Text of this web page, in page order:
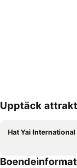
Förstora kartan
Upptäck
Hat Yai